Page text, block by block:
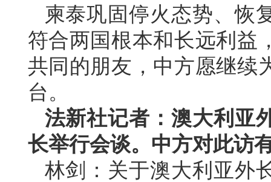
柬泰巩固停火态势、恢
符合两国根本和长远利益
共同的朋友，中方愿继续
台。
法新社记者：澳大利亚
长举行会谈。中方对此访
林剑：关于澳大利亚外